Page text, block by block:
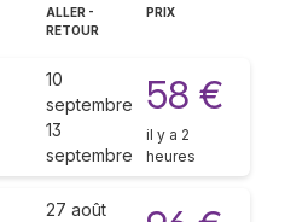
ALLER -
RETOUR
PRIX
10
septembre
13
septembre
58 €
il y a 2
heures
27 août